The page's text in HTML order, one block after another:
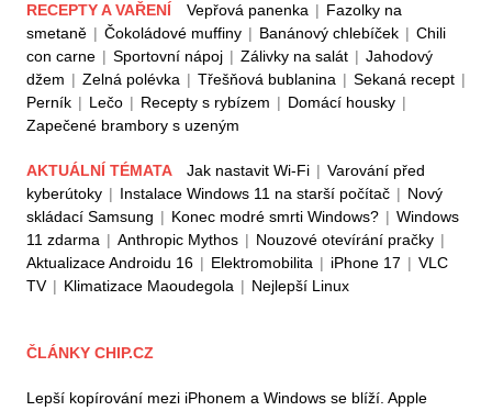
RECEPTY A VAŘENÍ Vepřová panenka | Fazolky na
smetaně | Čokoládové muffiny | Banánový chlebíček | Chili
con carne | Sportovní nápoj | Zálivky na salát | Jahodový
džem | Zelná polévka | Třešňová bublanina | Sekaná recept |
Perník | Lečo | Recepty s rybízem | Domácí housky |
Zapečené brambory s uzeným
AKTUÁLNÍ TÉMATA Jak nastavit Wi-Fi | Varování před
kyberútoky | Instalace Windows 11 na starší počítač | Nový
skládací Samsung | Konec modré smrti Windows? | Windows
11 zdarma | Anthropic Mythos | Nouzové otevírání pračky |
Aktualizace Androidu 16 | Elektromobilita | iPhone 17 | VLC
TV | Klimatizace Maoudegola | Nejlepší Linux
ČLÁNKY CHIP.CZ
Lepší kopírování mezi iPhonem a Windows se blíží. Apple